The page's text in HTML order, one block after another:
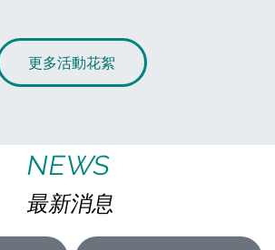
更多活動花絮
NEWS
最新消息